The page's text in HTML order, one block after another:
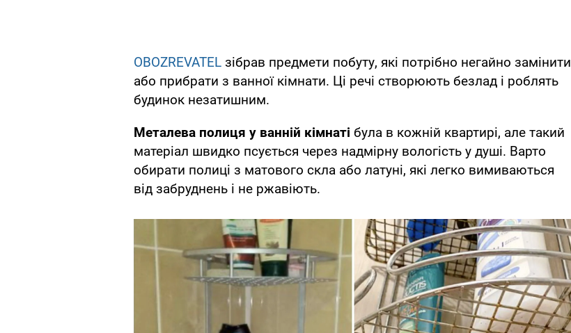
OBOZREVATEL зібрав предмети побуту, які потрібно негайно замінити
або прибрати з ванної кімнати. Ці речі створюють безлад і роблять
будинок незатишним.
Металева полиця у ванній кімнаті була в кожній квартирі, але такий
матеріал швидко псується через надмірну вологість у душі. Варто
обирати полиці з матового скла або латуні, які легко вимиваються
від забруднень і не ржавіють.